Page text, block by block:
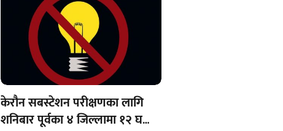
केरौन सबस्टेशन परीक्षणका लागि
शनिबार पूर्वका ४ जिल्लामा १२ घण्टा